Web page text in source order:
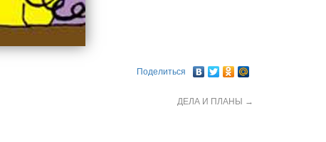
Поделиться
ДЕЛА И ПЛАНЫ →